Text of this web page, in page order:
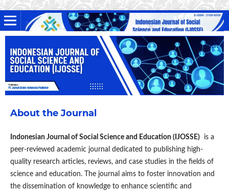
About the Journal
Indonesian Journal of Social Science and Education (IJOSSE)is a
peer-reviewed academic journal dedicated to publishing high-
quality research articles, reviews, and case studies in the fields of
science and education. The journal aims to foster innovation and
the dissemination of knowledge to enhance scientific and